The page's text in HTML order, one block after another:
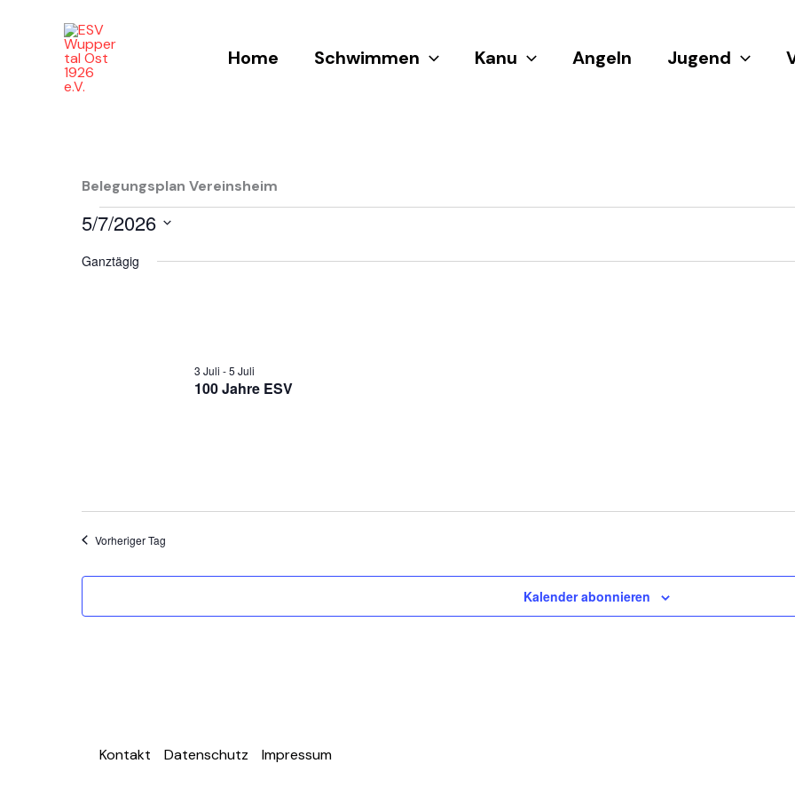
Home Schwimmen Kanu Angeln Jugend
Belegungsplan Vereinsheim
Veranstaltungen
5
5/7/2026
wählen.
Ganztägig
100 Jahre ESV
3 Juli -5 Juli
Vorheriger Tag
Kalender abonnieren
Kontakt Datenschutz Impressum